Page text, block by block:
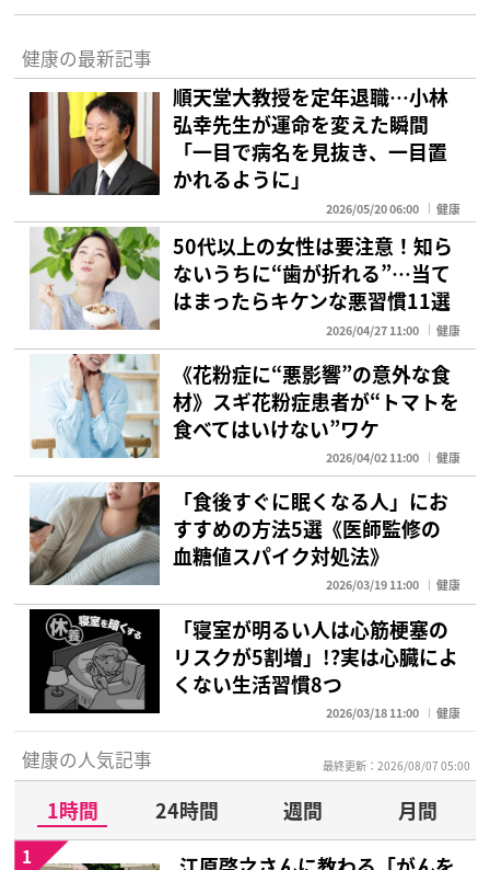
健康の最新記事
順天堂大教授を定年退職…小林
弘幸先生が運命を変えた瞬間
「一目で病名を見抜き、一目置
かれるように」
2026/05/20 06:00 健康
50代以上の女性は要注意！知ら
ないうちに“歯が折れる”…当て
はまったらキケンな悪習慣11選
2026/04/27 11:00 健康
《花粉症に“悪影響”の意外な食
材》スギ花粉症患者が“トマトを
食べてはいけない”ワケ
2026/04/02 11:00 健康
「食後すぐに眠くなる人」にお
すすめの方法5選《医師監修の
血糖値スパイク対処法》
2026/03/19 11:00 健康
「寝室が明るい人は心筋梗塞の
リスクが5割増」!?実は心臓によ
くない生活習慣8つ
2026/03/18 11:00 健康
健康の人気記事 最終更新：2026/08/07 05:00
1時間 24時間 週間
月間
1